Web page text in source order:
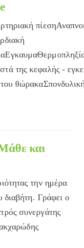
της κεφαλής -
και
την ημέρα
διαβήτη. Γράφει ο
συνεργάτης